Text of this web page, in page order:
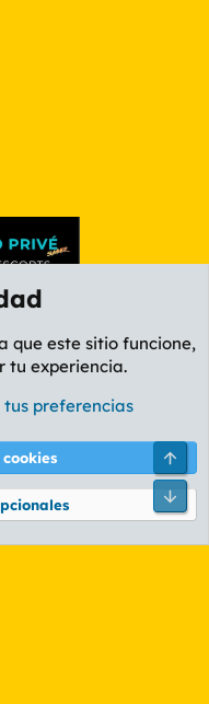
de privacidad Ayuda
XenForo Ltd.
que este sitio funcione,
tu experiencia.
preferencias
Pie